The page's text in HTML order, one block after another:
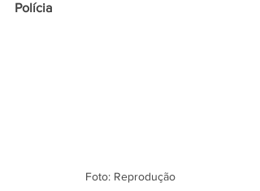
Polícia
Foto: Reprodução